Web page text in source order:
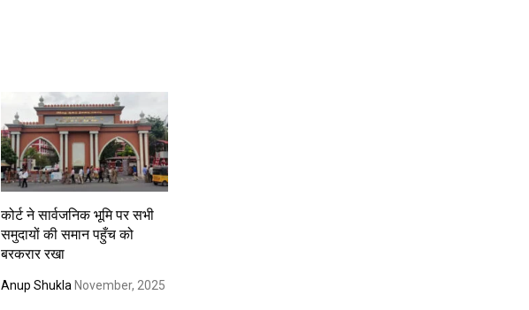
कोर्ट ने सार्वजनिक भूमि पर सभी
समुदायों की समान पहुँच को
बरकरार रखा
Anup Shukla November, 2025